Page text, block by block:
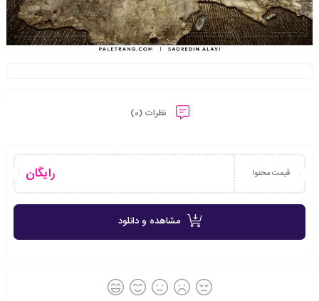
نظرات (0)
قیمت محتوا رایگان
مشاهده و دانلود